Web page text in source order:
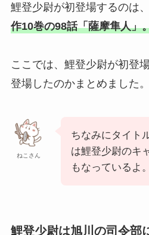
鯉登少尉が初登場するのは、
作10巻の98話「薩摩隼人」
ここでは、鯉登少尉が初登
登場したのかまとめました。
ねこさん
ちなみにタイト
は鯉登少尉のキ
もなっているよ。
鯉登少尉は旭川の司令部